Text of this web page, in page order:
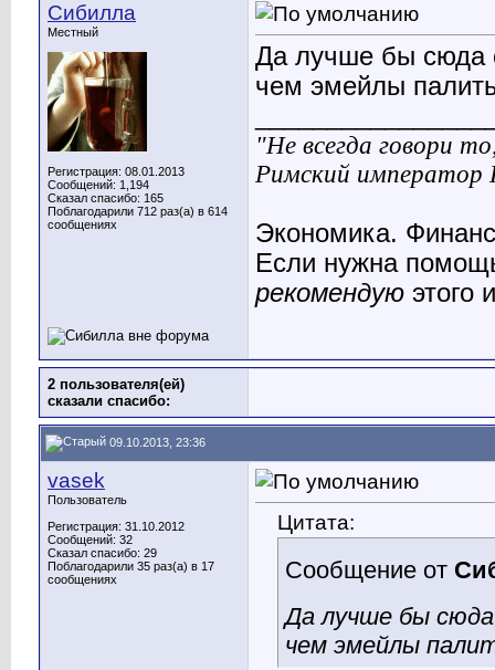
Сибилла
Местный
Регистрация: 08.01.2013
Сообщений: 1,194
Сказал спасибо: 165
Поблагодарили 712 раз(а) в 614
сообщениях
Да лучше бы сюда
чем эмейлы
"Не всегда говори
Римский император
Экономика.
Если нужна
рекомендую этого
2 пользователя(ей)
сказали cпасибо:
09.10.2013, 23:36
vasek
Пользователь
Регистрация: 31.10.2012
Сообщений: 32
Сказал спасибо: 29
Поблагодарили 35 раз(а) в 17
сообщениях
Цитата:
Сообщение от
Да лучше бы
чем эмейлы